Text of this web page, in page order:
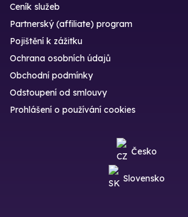
Ceník služeb
Partnerský (affiliate) program
Pojištění k zážitku
Ochrana osobních údajů
Obchodní podmínky
Odstoupení od smlouvy
Prohlášení o používání cookies
Česko
Slovensko